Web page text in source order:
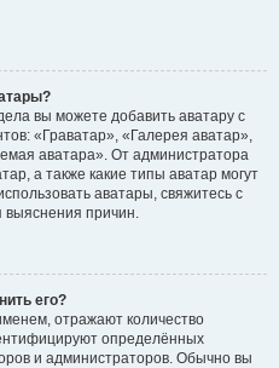
вы можете добавить аватару с
«Граватар», «Галерея аватар»,
аватара». От администратора
а также какие типы аватар могут
аватары, свяжитесь с
причин.
его?
отражают количество
определённых
и администраторов. Обычно вы